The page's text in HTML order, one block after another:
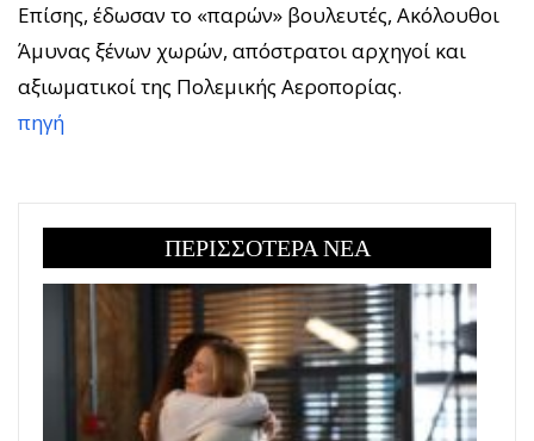
Επίσης, έδωσαν το «παρών» βουλευτές, Ακόλουθοι
Άμυνας ξένων χωρών, απόστρατοι αρχηγοί και
αξιωματικοί της Πολεμικής Αεροπορίας.
πηγή
ΠΕΡΙΣΣΟΤΕΡΑ ΝΕΑ